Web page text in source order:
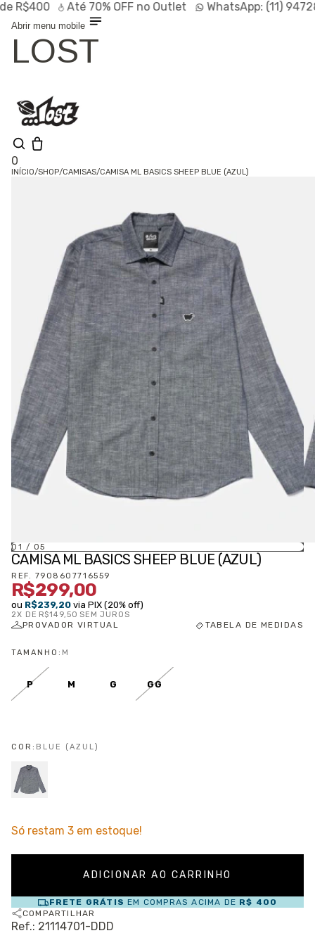
Até 70% OFFno Outlet WhatsApp:(11) 94728-
Abrir menu mobile
LOST
0
HOT
SALE
INÍCIO/SHOP/CAMISAS/CAMISA ML BASICS SHEEP BLUE (AZUL)
01 / 05
CAMISA ML BASICS SHEEP BLUE (AZUL)
REF. 7908607716559
R$299,00
ou R$239,20 via PIX (20% off)
2X DE R$149,50 SEM JUROS
PROVADOR VIRTUAL TABELA DE MEDIDAS
TAMANHO: M
P M G GG
COR: BLUE (AZUL)
Só restam 3 em estoque!
FRETE GRÁTIS EM COMPRAS ACIMA DE R$ 400
COMPARTILHAR
Ref.: 21114701-DDD